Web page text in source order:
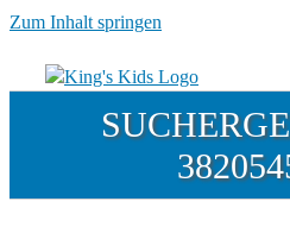
Zum Inhalt springen